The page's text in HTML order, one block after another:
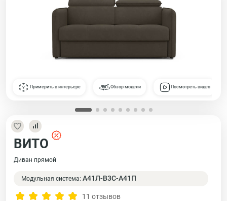
ВИТО
Диван прямой
Модульная система: А41Л-В3С-А41П
11 отзывов
Примерить в интерьере Обзор модели Посмотреть видео